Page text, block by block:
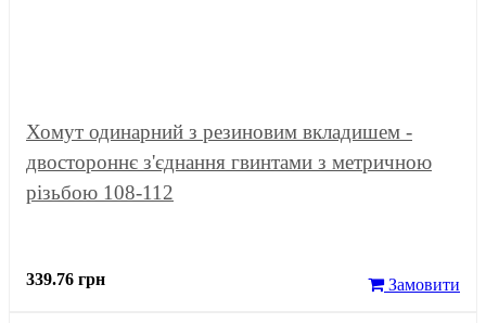
Хомут одинарний з резиновим вкладишем -
двостороннє з'єднання гвинтами з метричною
різьбою 108-112
339.76 грн Замовити